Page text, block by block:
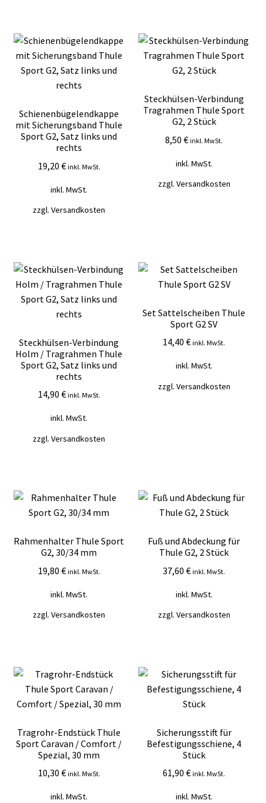
Schienenbügelendkappe
mit Sicherungsband Thule
Sport G2, Satz links und
rechts
19,20 € inkl. MwSt.
inkl. MwSt.
zzgl.Versandkosten
Steckhülsen-Verbindung
Tragrahmen Thule Sport
G2, 2 Stück
8,50€ inkl. MwSt.
inkl. MwSt.
zzgl. Versandkosten
Steckhülsen-Verbindung
Holm / Tragrahmen Thule
Sport G2, Satz links und
rechts
14,90 € inkl. MwSt.
inkl. MwSt.
zzgl.Versandkosten
Set Sattelscheiben Thule
Sport G2 SV
14,40€ inkl. MwSt.
inkl. MwSt.
zzgl. Versandkosten
Rahmenhalter Thule Sport
G2, 30/34 mm
19,80 € inkl. MwSt.
inkl. MwSt.
zzgl.Versandkosten
Fuß und Abdeckung für
Thule G2, 2 Stück
37,60€ inkl. MwSt.
inkl. MwSt.
zzgl. Versandkosten
Tragrohr-Endstück Thule
Sport Caravan / Comfort /
Spezial, 30 mm
10,30 € inkl. MwSt.
inkl. MwSt.
Sicherungsstift für
Befestigungsschiene, 4
Stück
61,90€ inkl. MwSt.
inkl. MwSt.